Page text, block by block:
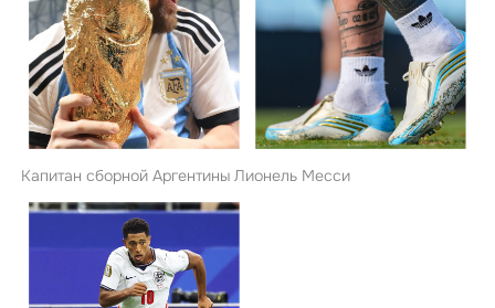
Капитан сборной Аргентины Лионель Месси